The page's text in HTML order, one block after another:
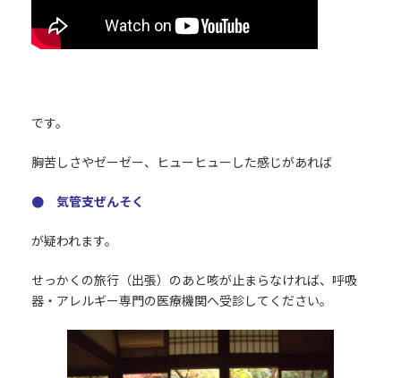
です。
胸苦しさやゼーゼー、ヒューヒューした感じがあれば
● 気管支ぜんそく
が疑われます。
せっかくの旅行（出張）のあと咳が止まらなければ、呼吸
器・アレルギー専門の医療機関へ受診してください。